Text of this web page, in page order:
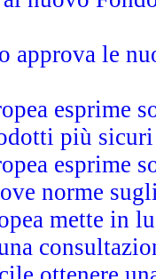
approva le
esprime
più
esprime
norme
mette in